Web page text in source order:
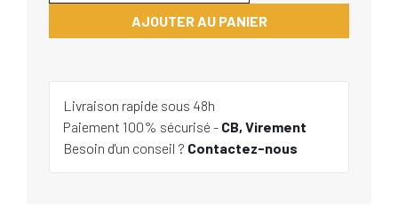
AJOUTER AU PANIER
Livraison rapide sous 48h
Paiement 100% sécurisé - CB, Virement
Besoin d'un conseil ? Contactez-nous